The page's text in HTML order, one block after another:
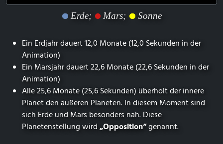
Erde; Mars; Sonne
Ein Erdjahr dauert 12,0 Monate (12,0 Sekunden in der
Animation)
Ein Marsjahr dauert 22,6 Monate (22,6 Sekunden in der
Animation)
Alle 25,6 Monate (25,6 Sekunden) überholt der innere
Planet den äußeren Planeten. In diesem Moment sind
sich Erde und Mars besonders nah. Diese
Planetenstellung wird„Opposition“genannt.